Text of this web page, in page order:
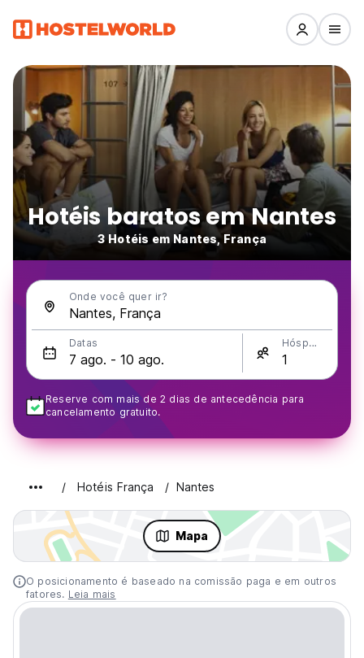
Hotéis baratos em Nantes
3 Hotéis em Nantes, França
Onde você quer ir?
Datas Hóspedes
Reserve com mais de 2 dias de antecedência para
cancelamento gratuito.
Hotéis França Nantes
Mapa
O posicionamento é baseado na comissão paga e em outros
fatores. Leia mais